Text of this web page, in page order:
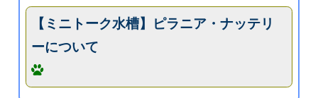
【ミニトーク水槽】ピラニア・ナッテリ
ーについて